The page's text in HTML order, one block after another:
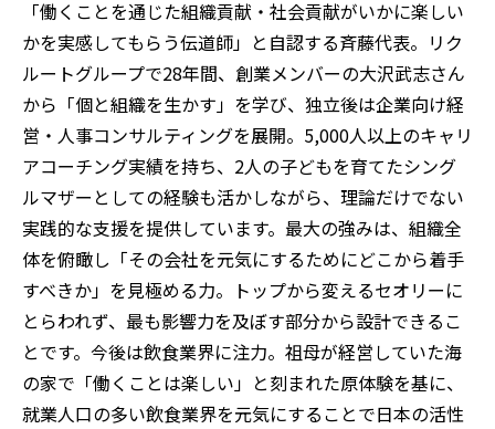
「働くことを通じた組織貢献・社会貢献がいかに楽しい
かを実感してもらう伝道師」と自認する斉藤代表。リク
ルートグループで28年間、創業メンバーの大沢武志さん
から「個と組織を生かす」を学び、独立後は企業向け経
営・人事コンサルティングを展開。5,000人以上のキャリ
アコーチング実績を持ち、2人の子どもを育てたシング
ルマザーとしての経験も活かしながら、理論だけでない
実践的な支援を提供しています。最大の強みは、組織全
体を俯瞰し「その会社を元気にするためにどこから着手
すべきか」を見極める力。トップから変えるセオリーに
とらわれず、最も影響力を及ぼす部分から設計できるこ
とです。今後は飲食業界に注力。祖母が経営していた海
の家で「働くことは楽しい」と刻まれた原体験を基に、
就業人口の多い飲食業界を元気にすることで日本の活性